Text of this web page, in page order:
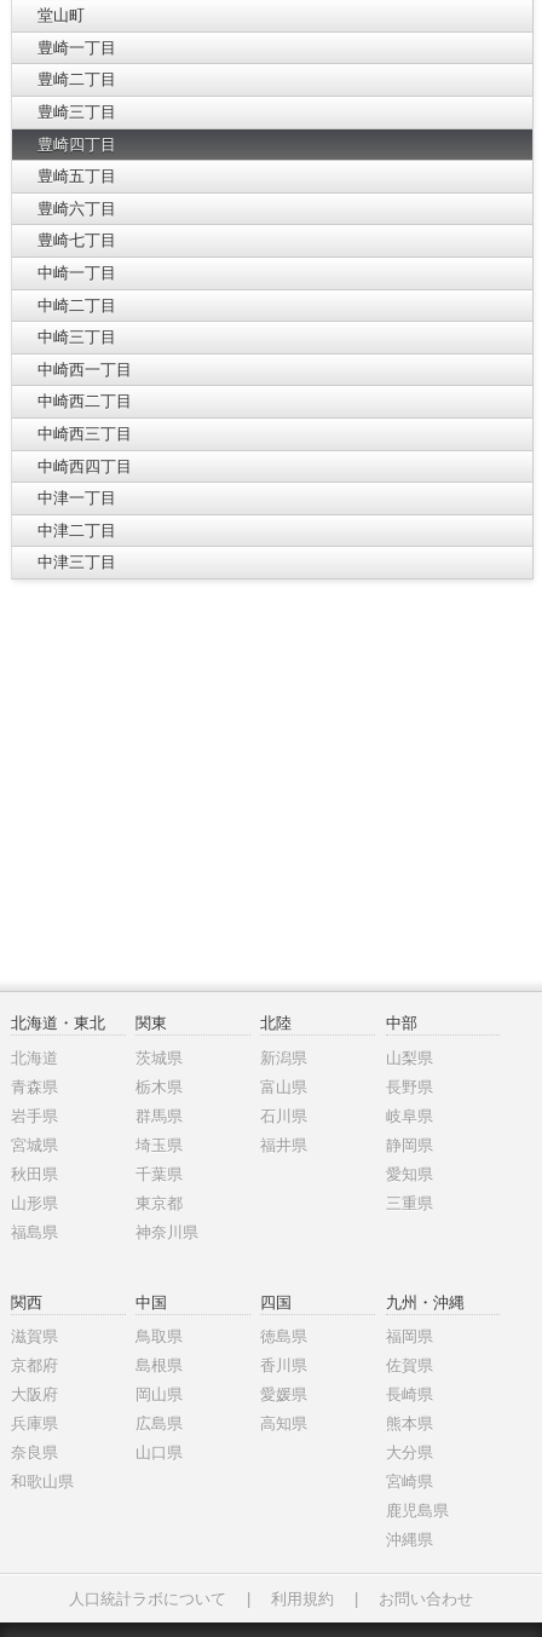
堂山町
豊崎一丁目
豊崎二丁目
豊崎三丁目
豊崎四丁目
豊崎五丁目
豊崎六丁目
豊崎七丁目
中崎一丁目
中崎二丁目
中崎三丁目
中崎西一丁目
中崎西二丁目
中崎西三丁目
中崎西四丁目
中津一丁目
中津二丁目
中津三丁目
北海道・東北
北海道
青森県
岩手県
宮城県
秋田県
山形県
福島県
関東
茨城県
栃木県
群馬県
埼玉県
千葉県
東京都
神奈川県
北陸
新潟県
富山県
石川県
福井県
中部
山梨県
長野県
岐阜県
静岡県
愛知県
三重県
関西
滋賀県
京都府
大阪府
兵庫県
奈良県
和歌山県
中国
鳥取県
島根県
岡山県
広島県
山口県
四国
徳島県
香川県
愛媛県
高知県
九州・沖縄
福岡県
佐賀県
長崎県
熊本県
大分県
宮崎県
鹿児島県
沖縄県
人口統計ラボについて 利用規約 お問い合わせ